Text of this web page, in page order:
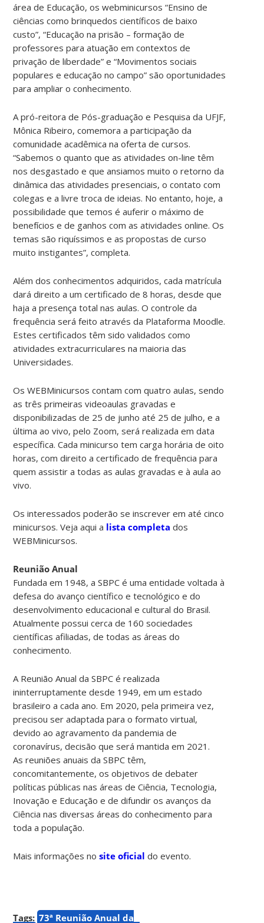
área de Educação, os webminicursos “Ensino de
ciências como brinquedos científicos de baixo
custo”, “Educação na prisão – formação de
professores para atuação em contextos de
privação de liberdade” e “Movimentos sociais
populares e educação no campo” são oportunidades
para ampliar o conhecimento.
A pró-reitora de Pós-graduação e Pesquisa da UFJF,
Mônica Ribeiro, comemora a participação da
comunidade acadêmica na oferta de cursos.
“Sabemos o quanto que as atividades on-line têm
nos desgastado e que ansiamos muito o retorno da
dinâmica das atividades presenciais, o contato com
colegas e a livre troca de ideias. No entanto, hoje, a
possibilidade que temos é auferir o máximo de
benefícios e de ganhos com as atividades online. Os
temas são riquíssimos e as propostas de curso
muito instigantes”, completa.
Além dos conhecimentos adquiridos, cada matrícula
dará direito a um certificado de 8 horas, desde que
haja a presença total nas aulas. O controle da
frequência será feito através da Plataforma Moodle.
Estes certificados têm sido validados como
atividades extracurriculares na maioria das
Universidades.
Os WEBMinicursos contam com quatro aulas, sendo
as três primeiras videoaulas gravadas e
disponibilizadas de 25 de junho até 25 de julho, e a
última ao vivo, pelo Zoom, será realizada em data
específica. Cada minicurso tem carga horária de oito
horas, com direito a certificado de frequência para
quem assistir a todas as aulas gravadas e à aula ao
vivo.
Os interessados poderão se inscrever em até cinco
minicursos. Veja aqui a lista completa dos
WEBMinicursos.
Reunião Anual
Fundada em 1948, a SBPC é uma entidade voltada à
defesa do avanço científico e tecnológico e do
desenvolvimento educacional e cultural do Brasil.
Atualmente possui cerca de 160 sociedades
científicas afiliadas, de todas as áreas do
conhecimento.
A Reunião Anual da SBPC é realizada
ininterruptamente desde 1949, em um estado
brasileiro a cada ano. Em 2020, pela primeira vez,
precisou ser adaptada para o formato virtual,
devido ao agravamento da pandemia de
coronavírus, decisão que será mantida em 2021.
As reuniões anuais da SBPC têm,
concomitantemente, os objetivos de debater
políticas públicas nas áreas de Ciência, Tecnologia,
Inovação e Educação e de difundir os avanços da
Ciência nas diversas áreas do conhecimento para
toda a população.
Mais informações nosite oficial do evento.
Tags: 73ª Reunião Anual da